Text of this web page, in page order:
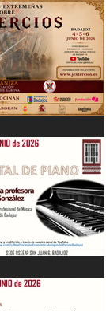
y trashumancia.
Inmaterial de
Rubio Muñoz.
06/26
sobre Los
Aula de la profesora
01/06/26